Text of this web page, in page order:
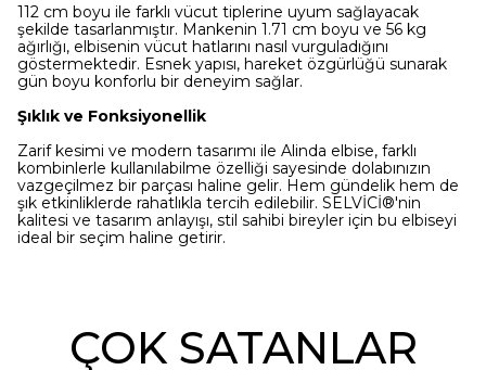
112 cm boyu ile farklı vücut tiplerine uyum sağlayacak
şekilde tasarlanmıştır. Mankenin 1.71 cm boyu ve 56 kg
ağırlığı, elbisenin vücut hatlarını nasıl vurguladığını
göstermektedir. Esnek yapısı, hareket özgürlüğü sunarak
gün boyu konforlu bir deneyim sağlar.
Şıklık ve Fonksiyonellik
Zarif kesimi ve modern tasarımı ile Alinda elbise, farklı
kombinlerle kullanılabilme özelliği sayesinde dolabınızın
vazgeçilmez bir parçası haline gelir. Hem gündelik hem de
şık etkinliklerde rahatlıkla tercih edilebilir. SELVİCİ®'nin
kalitesi ve tasarım anlayışı, stil sahibi bireyler için bu elbiseyi
ideal bir seçim haline getirir.
ÇOK SATANLAR